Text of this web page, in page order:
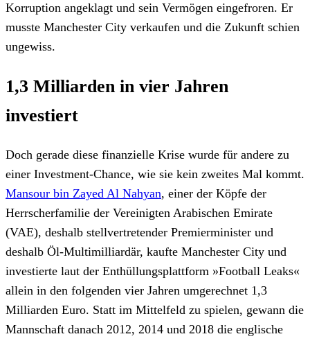
Korruption angeklagt und sein Vermögen eingefroren. Er
musste Manchester City verkaufen und die Zukunft schien
ungewiss.
1,3 Milliarden in vier Jahren
investiert
Doch gerade diese finanzielle Krise wurde für andere zu
einer Investment-Chance, wie sie kein zweites Mal kommt.
Mansour bin Zayed Al Nahyan, einer der Köpfe der
Herrscherfamilie der Vereinigten Arabischen Emirate
(VAE), deshalb stellvertretender Premierminister und
deshalb Öl-Multimilliardär, kaufte Manchester City und
investierte laut der Enthüllungsplattform »Football Leaks«
allein in den folgenden vier Jahren umgerechnet 1,3
Milliarden Euro. Statt im Mittelfeld zu spielen, gewann die
Mannschaft danach 2012, 2014 und 2018 die englische